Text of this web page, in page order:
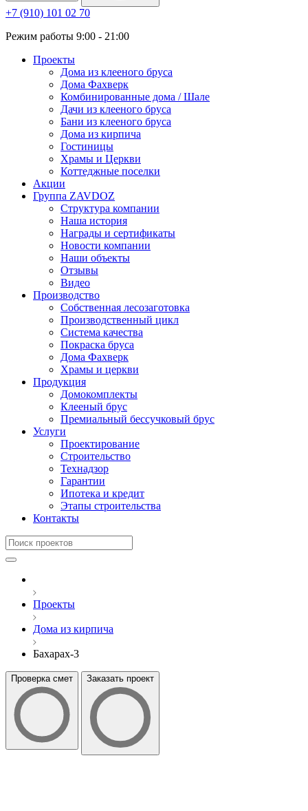
+7 (910) 101 02 70
Режим работы 9:00 - 21:00
Проекты
Дома из клееного бруса
Дома Фахверк
Комбинированные дома / Шале
Дачи из клееного бруса
Бани из клееного бруса
Дома из кирпича
Гостиницы
Храмы и Церкви
Коттеджные поселки
Акции
Группа ZAVDOZ
Структура компании
Наша история
Награды и сертификаты
Новости компании
Наши объекты
Отзывы
Видео
Производство
Собственная лесозаготовка
Производственный цикл
Система качества
Покраска бруса
Дома Фахверк
Храмы и церкви
Продукция
Домокомплекты
Клееный брус
Премиальный бессучковый брус
Услуги
Проектирование
Строительство
Технадзор
Гарантии
Ипотека и кредит
Этапы строительства
Контакты
Проекты
Дома из кирпича
Бахарах-3
Проверка смет Заказать проект